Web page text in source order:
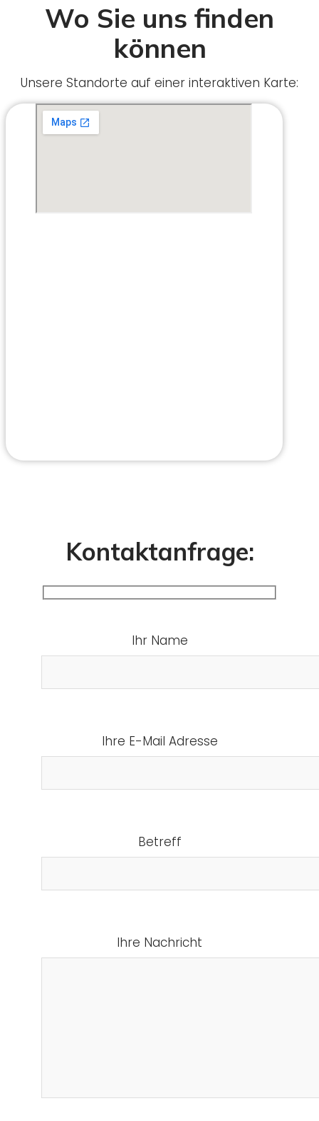
Wo Sie uns finden
können
Unsere Standorte auf einer interaktiven Karte:
Kontaktanfrage:
Ihr Name
Ihre E-Mail Adresse
Betreff
Ihre Nachricht